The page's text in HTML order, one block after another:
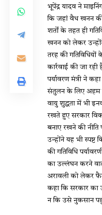
भूपेंद्र यादव ने
कि जहां वैध खनन की
शर्तों के तहत ही
खनन को लेकर
तरह की
कार्रवाई की जा रही
पर्यावरण मंत्री ने
संतुलन के लिए अहम
वायु शुद्धता में भी
रखते हुए सरकार
बनाए रखने की नीति
उन्होंने यह भी स्पष्ट
की गतिविधि
का उल्लंघन करने
अरावली को लेकर
कहा कि सरकार का
न कि उसे नुकसान